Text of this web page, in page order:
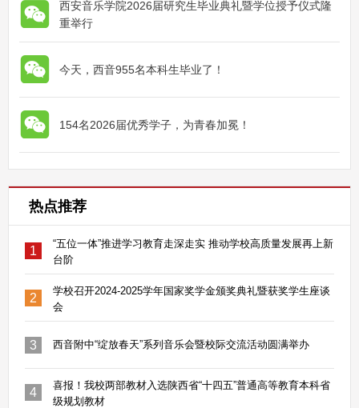
西安音乐学院2026届研究生毕业典礼暨学位授予仪式隆
重举行
今天，西音955名本科生毕业了！
154名2026届优秀学子，为青春加冕！
热点推荐
1
“五位一体”推进学习教育走深走实 推动学校高质量发展再上新
台阶
2
学校召开2024-2025学年国家奖学金颁奖典礼暨获奖学生座谈
会
3 西音附中“绽放春天”系列音乐会暨校际交流活动圆满举办
4
喜报！我校两部教材入选陕西省“十四五”普通高等教育本科省
级规划教材